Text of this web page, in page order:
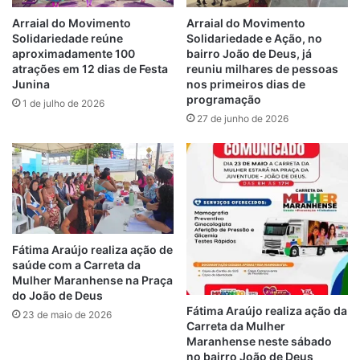
Mas apesar das conquistas importantes, a
karateca tem encontrado bastante
dificuldade para conseguir apoios, que são
necessários para custear passagens e
outras despesas durante o Mundial. Diante
das negativas, ela inclusive se inscreveu no
Bolsa Atleta, programa de incentivo a
atletas maranhenses, gerido pela Secretaria
de Estado do Esporte e Lazer (SEDEL), mas
infelizmente teve seu processo indeferido
de forma misteriosa.
Porém, agora com o apoio de Fátima Araújo
assegurado, a jovem terá mais tranquilidade
para focar nos treinamentos, já que uma de
suas grandes preocupações era um aporte.
Filiada a Japan Karatê Shotorenmei (JKS),
Arraial do Movimento
Solidariedade reúne
aproximadamente 100
atrações em 12 dias de Festa
Junina
1 de julho de 2026
Arraial do Movimento
Solidariedade e Ação, no
bairro João de Deus, já
reuniu milhares de pessoas
nos primeiros dias de
programação
27 de junho de 2026
Fátima Araújo realiza ação de
saúde com a Carreta da
Mulher Maranhense na Praça
do João de Deus
23 de maio de 2026
Fátima Araújo realiza ação da
Carreta da Mulher
Maranhense neste sábado
no bairro João de Deus